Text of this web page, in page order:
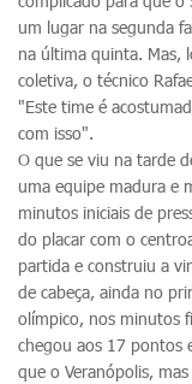
um lugar na segunda
na última quinta. Mas,
coletiva, o técnico
"Este time é
com isso".
O que se viu na tarde
uma equipe madura e
minutos iniciais de
do placar com o
partida e construiu a
de cabeça, ainda no
olímpico, nos minutos
chegou aos 17 pontos
que o Veranópolis,